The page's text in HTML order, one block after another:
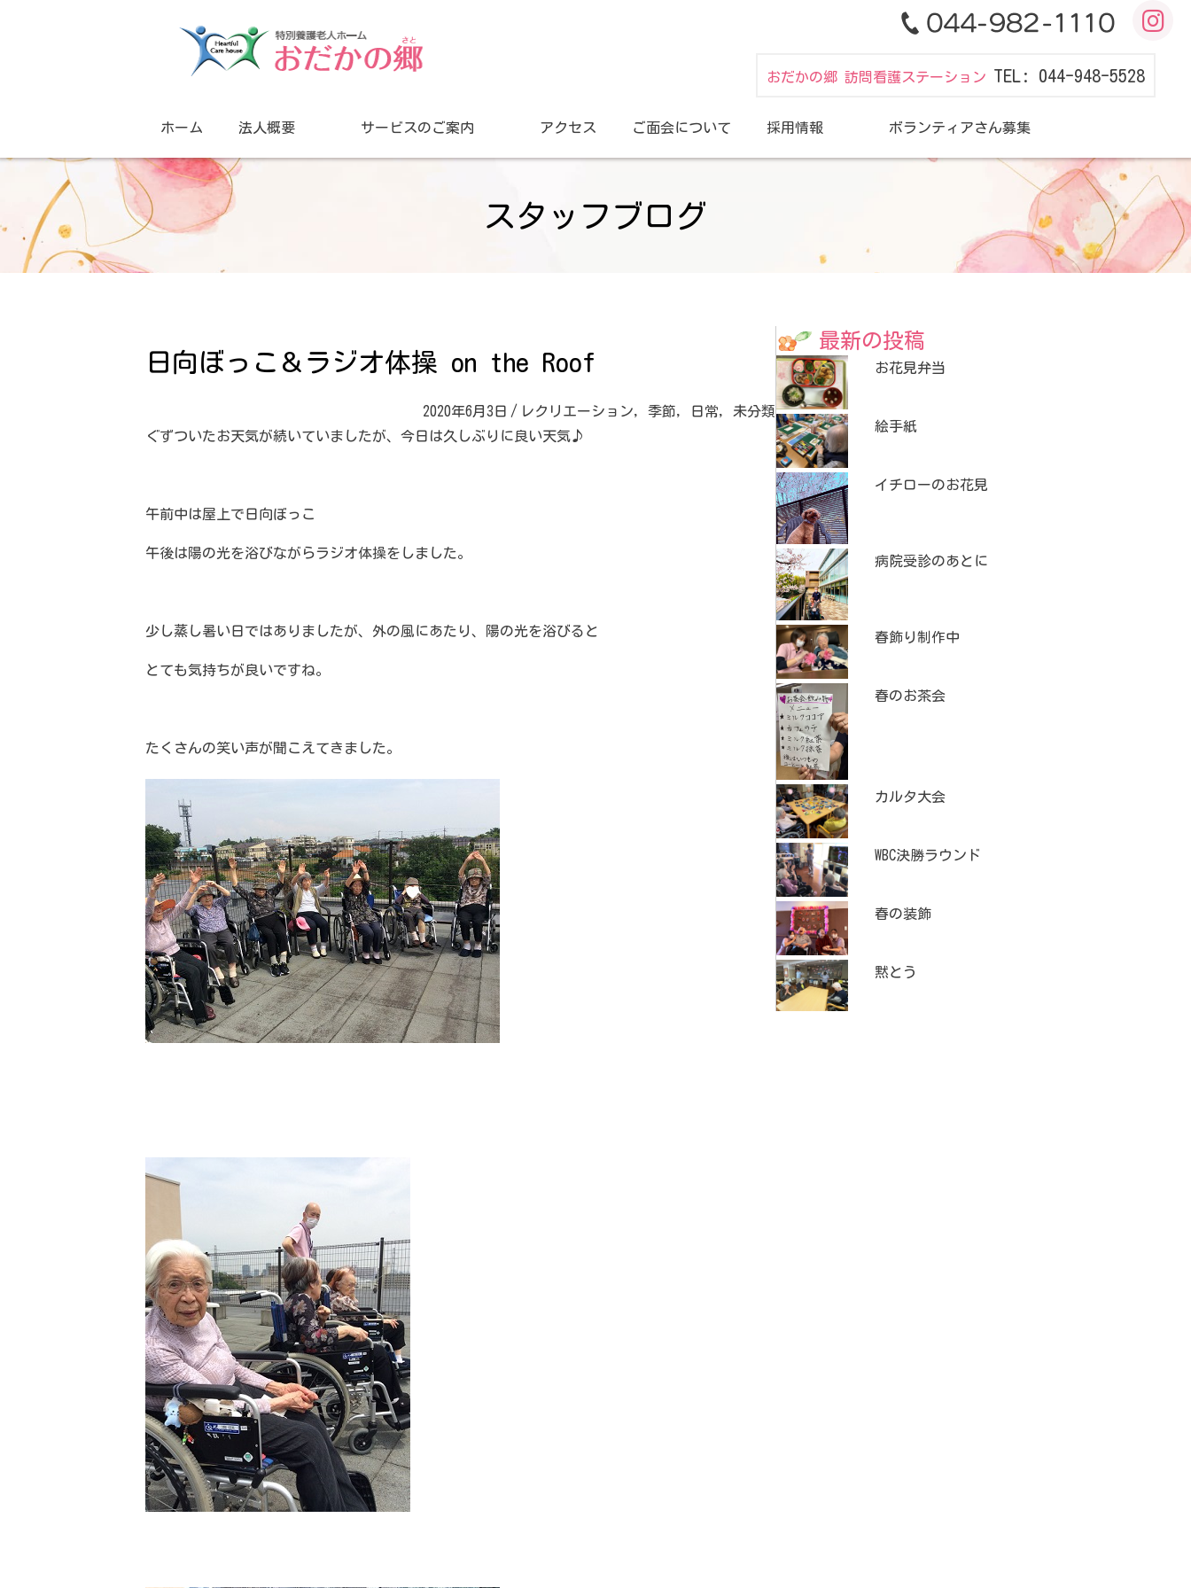
おだかの郷 訪問看護ステーション TEL: 044-948-5528
ホーム 法人概要 サービスのご案内 アクセス ご面会について 採用情報 ボランティアさん募集
スタッフブログ
日向ぼっこ＆ラジオ体操 on the Roof
2020年6月3日 / レクリエーション,季節, 日常, 未分類
ぐずついたお天気が続いていましたが、今日は久しぶりに良い天気♪
午前中は屋上で日向ぼっこ
午後は陽の光を浴びながらラジオ体操をしました。
少し蒸し暑い日ではありましたが、外の風にあたり、陽の光を浴びると
とても気持ちが良いですね。
たくさんの笑い声が聞こえてきました。
最新の投稿
お花見弁当
絵手紙
イチローのお花見
病院受診のあとに
春飾り制作中
春のお茶会
カルタ大会
WBC決勝ラウンド
春の装飾
黙とう